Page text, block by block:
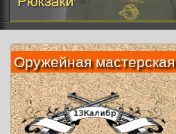
Оружейная мастерская